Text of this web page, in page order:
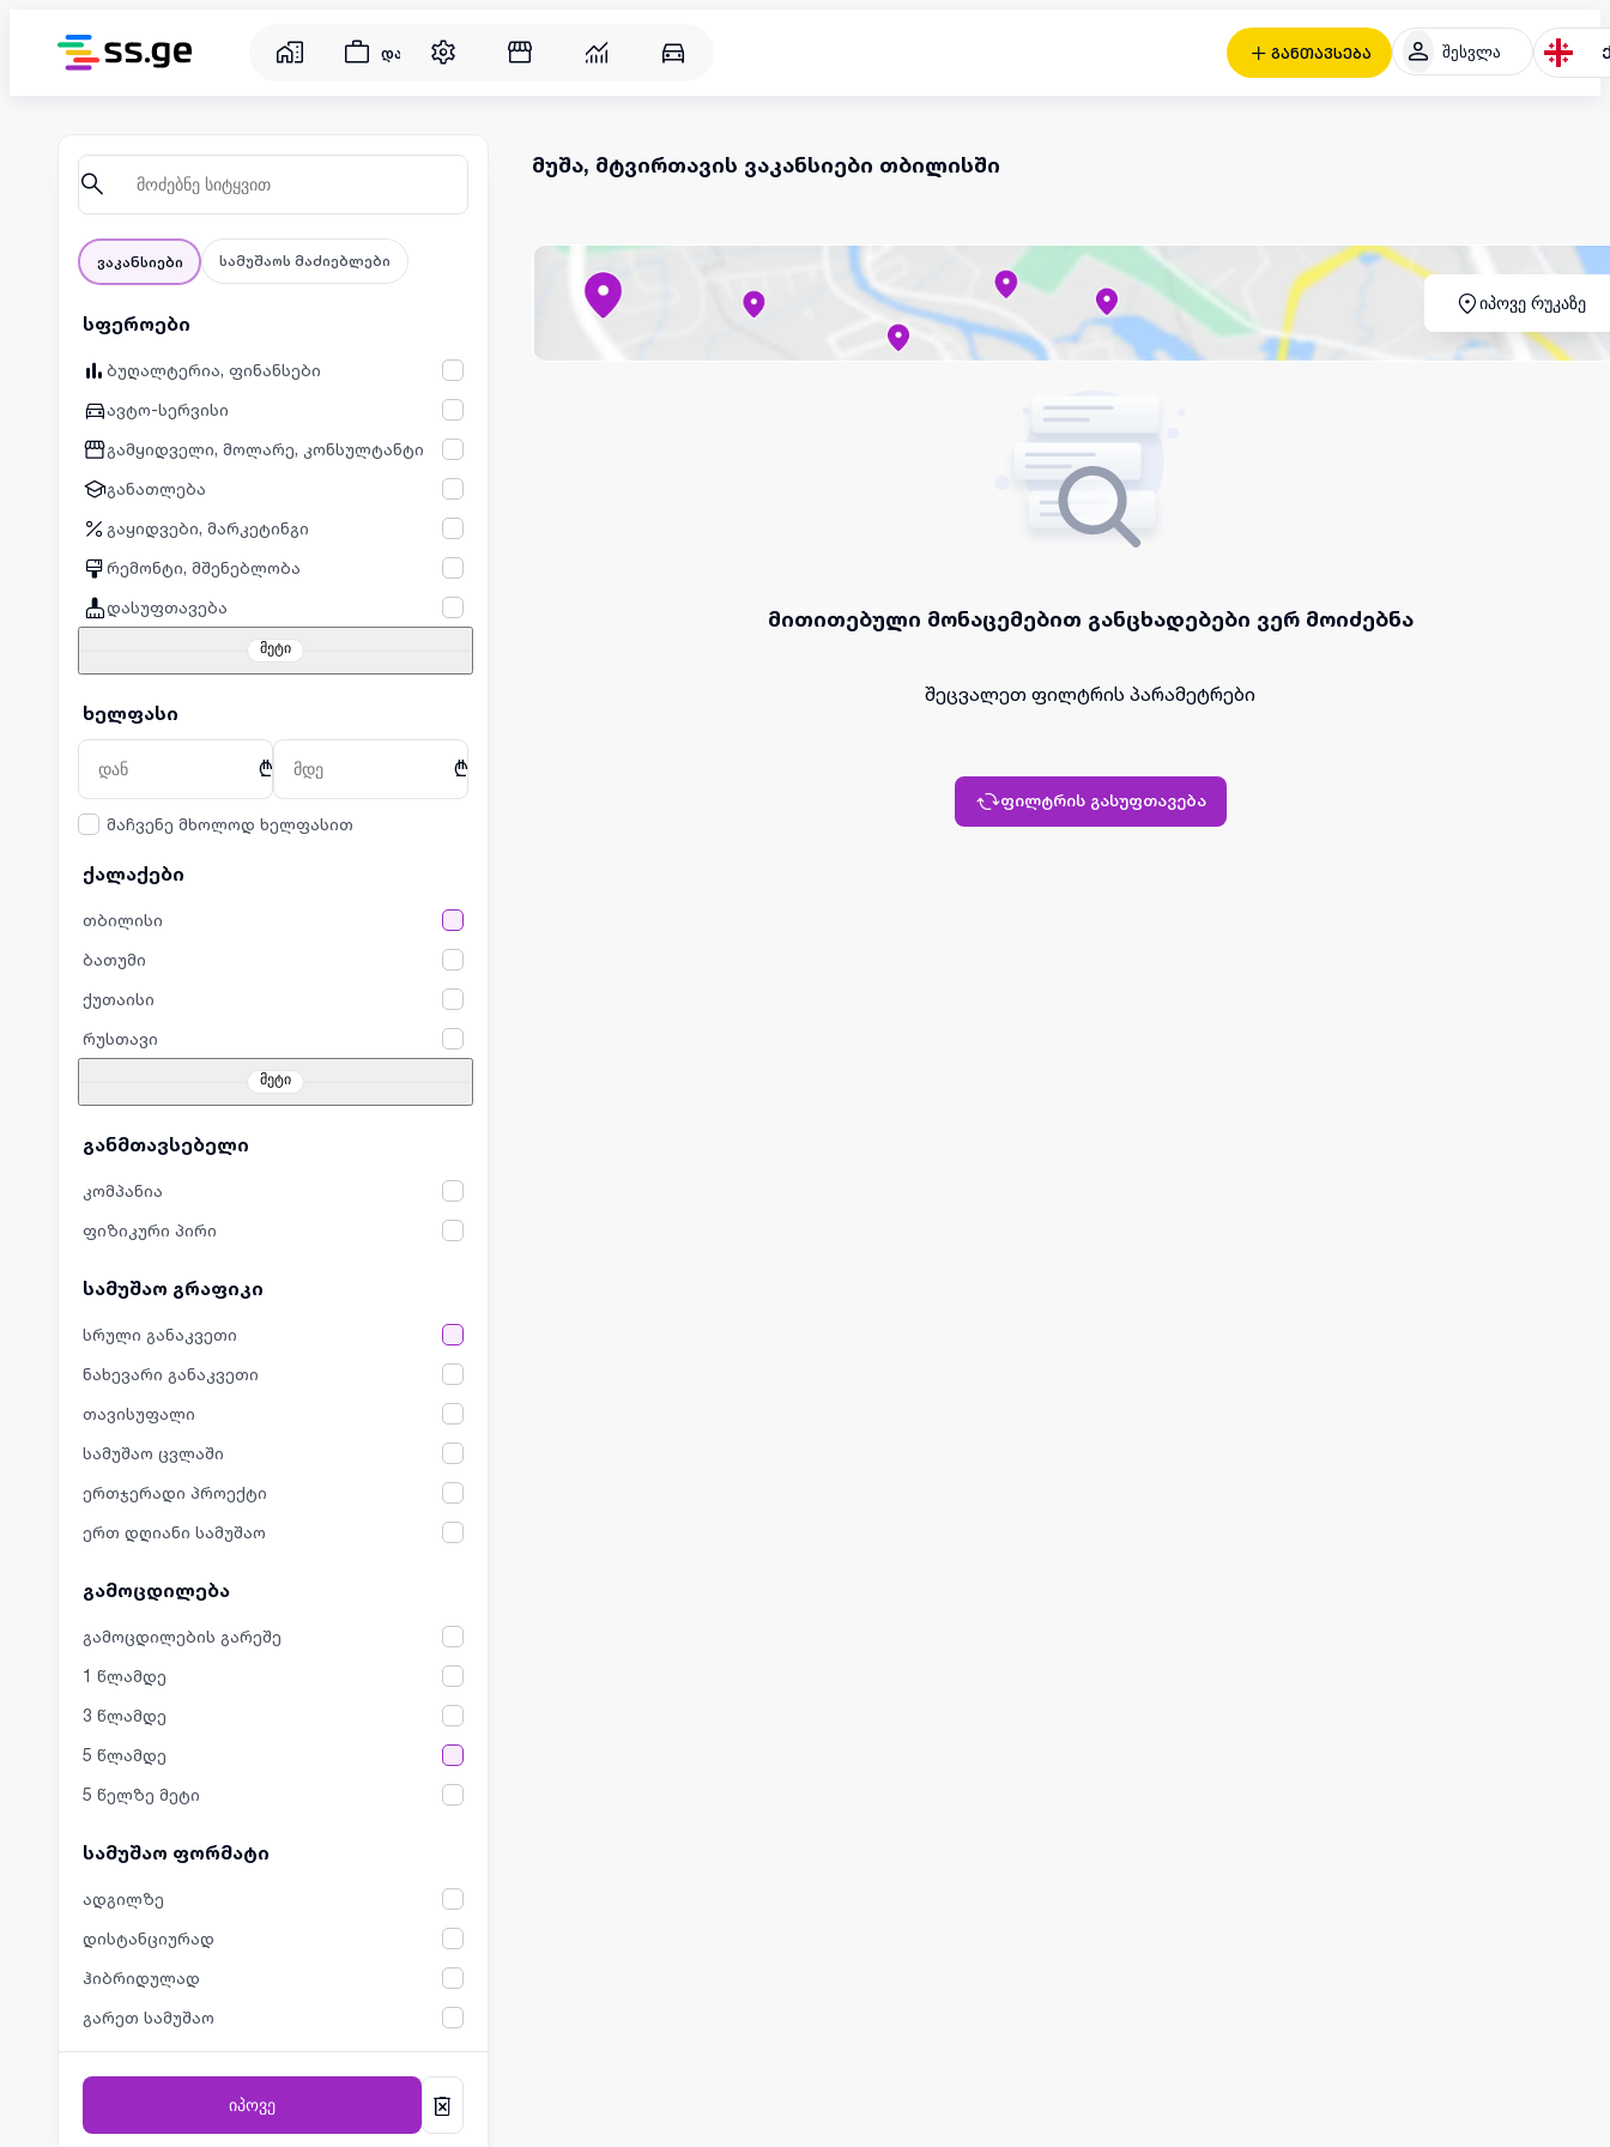
განთავსება შესვლა
დასაქმება
ვაკანსიები სამუშაოს მაძიებლები
სფეროები
ბუღალტერია, ფინანსები
ავტო-სერვისი
გამყიდველი, მოლარე, კონსულტანტი
განათლება
გაყიდვები, მარკეტინგი
რემონტი, მშენებლობა
დასუფთავება
მეტი
ხელფასი
₾ ₾
მაჩვენე მხოლოდ ხელფასით
ქალაქები
თბილისი
ბათუმი
ქუთაისი
რუსთავი
მეტი
განმთავსებელი
კომპანია
ფიზიკური პირი
სამუშაო გრაფიკი
სრული განაკვეთი
ნახევარი განაკვეთი
თავისუფალი
სამუშაო ცვლაში
ერთჯერადი პროექტი
ერთ დღიანი სამუშაო
გამოცდილება
გამოცდილების გარეშე
1 წლამდე
3 წლამდე
5 წლამდე
5 წელზე მეტი
სამუშაო ფორმატი
ადგილზე
დისტანციურად
ჰიბრიდულად
გარეთ სამუშაო
იპოვე
მუშა, მტვირთავის ვაკანსიები თბილისში
იპოვე რუკაზე
მითითებული მონაცემებით განცხადებები ვერ მოიძებნა
შეცვალეთ ფილტრის პარამეტრები
ფილტრის გასუფთავება